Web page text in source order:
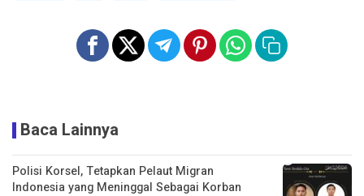
Baca Lainnya
Polisi Korsel, Tetapkan Pelaut Migran
Indonesia yang Meninggal Sebagai Korban